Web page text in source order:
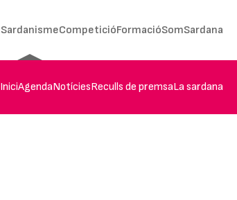
SardanismeCompeticióFormacióSomSardana
IniciAgendaNotíciesReculls de premsaLa sardana